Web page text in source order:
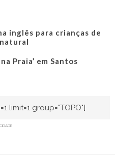
inglês para crianças de
Praia’ em Santos
limit=1 group="TOPO"]